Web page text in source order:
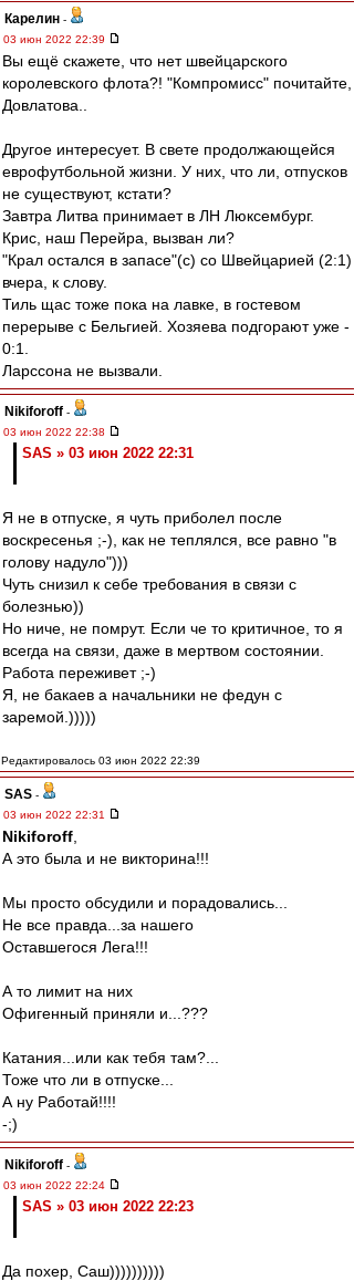
Карелин -
03 июн 2022 22:39
Вы ещё скажете, что нет швейцарского
королевского флота?! "Компромисс" почитайте,
Довлатова..
Другое интересует. В свете продолжающейся
еврофутбольной жизни. У них, что ли, отпусков
не существуют, кстати?
Завтра Литва принимает в ЛН Люксембург.
Крис, наш Перейра, вызван ли?
"Крал остался в запасе"(с) со Швейцарией (2:1)
вчера, к слову.
Тиль щас тоже пока на лавке, в гостевом
перерыве с Бельгией. Хозяева подгорают уже -
0:1.
Ларссона не вызвали.
Nikiforoff -
03 июн 2022 22:38
SAS » 03 июн 2022 22:31
Я не в отпуске, я чуть приболел после
воскресенья ;-), как не теплялся, все равно "в
голову надуло")))
Чуть снизил к себе требования в связи с
болезнью))
Но ниче, не помрут. Если че то критичное, то я
всегда на связи, даже в мертвом состоянии.
Работа переживет ;-)
Я, не бакаев а начальники не федун с
заремой.)))))
Редактировалось 03 июн 2022 22:39
SAS -
03 июн 2022 22:31
Nikiforoff
А это была и не викторина!!!
Мы просто обсудили и порадовались...
Не все правда...за нашего
Оставшегося Лега!!!
А то лимит на них
Офигенный приняли и...???
Катания...или как тебя там?...
Тоже что ли в отпуске...
А ну Работай!!!!
-;)
Nikiforoff -
03 июн 2022 22:24
SAS » 03 июн 2022 22:23
Да похер, Саш))))))))))